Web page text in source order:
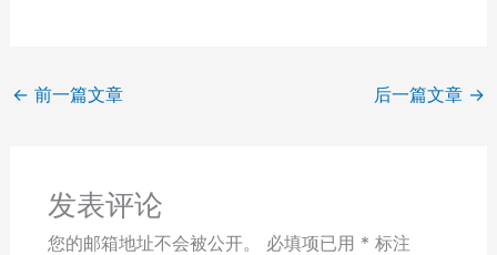
← 前一篇文章 后一篇文章 →
发表评论
您的邮箱地址不会被公开。 必填项已用 * 标注